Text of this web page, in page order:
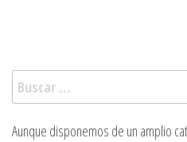
Buscar:
Aunque disponemos de un amplio